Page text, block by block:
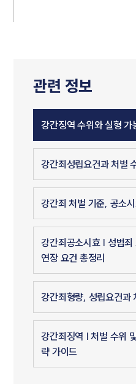
관련 정보
강간징역 수위와 실형 가
강간죄성립요건과 처벌
강간죄 처벌 기준, 공소
강간죄공소시효 | 성범
연장 요건 총정리
강간죄형량, 성립요건과
강간죄징역 | 처벌 수위
략 가이드